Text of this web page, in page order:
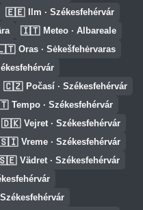
🇪🇪 Ilm · Székesfehérvár
🇮🇹 Meteo · Albareale
Oras · Sėkešfehėrvaras
🇨🇿 Počasí · Székesfehérvár
Tempo · Székesfehérvár
🇩🇰 Vejret · Székesfehérvár
Vreme · Székesfehérvár
Vädret · Székesfehérvár